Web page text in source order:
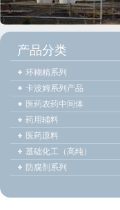
产品分类
环糊精系列
卡波姆系列产品
医药农药中间体
药用辅料
医药原料
基础化工（高纯）
防腐剂系列